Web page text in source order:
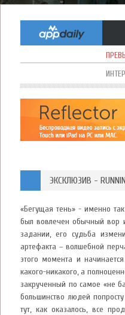
ЭКСКЛЮЗИВ -
«Бегущая тень» - именно
был вовлечен обычный вор
задании, его судьба
артефакта – волшебной
этого момента и
какого-никакого, а
закрученный по самое «не
большинство людей
тут, как оказалось, все